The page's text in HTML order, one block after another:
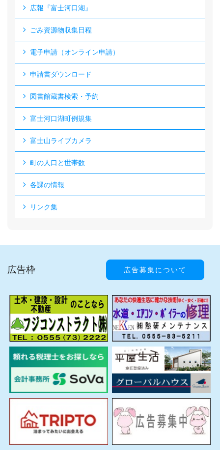
広報『富士河口湖』
ごみ資源物収集日程
電子申請（オンライン申請）
申請書ダウンロード
図書館蔵書検索・予約
富士河口湖町例規集
富士山ライブカメラ
町の人口と世帯数
各課の情報
リンク集
広告枠 広告募集について